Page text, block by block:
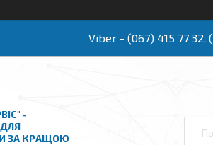
Viber - (067) 415 77 32,
-
ЗА КРАЩОЮ